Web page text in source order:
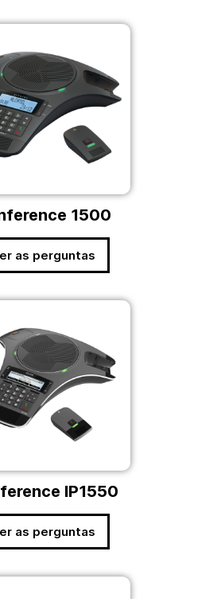
1500
as perguntas
IP1550
as perguntas